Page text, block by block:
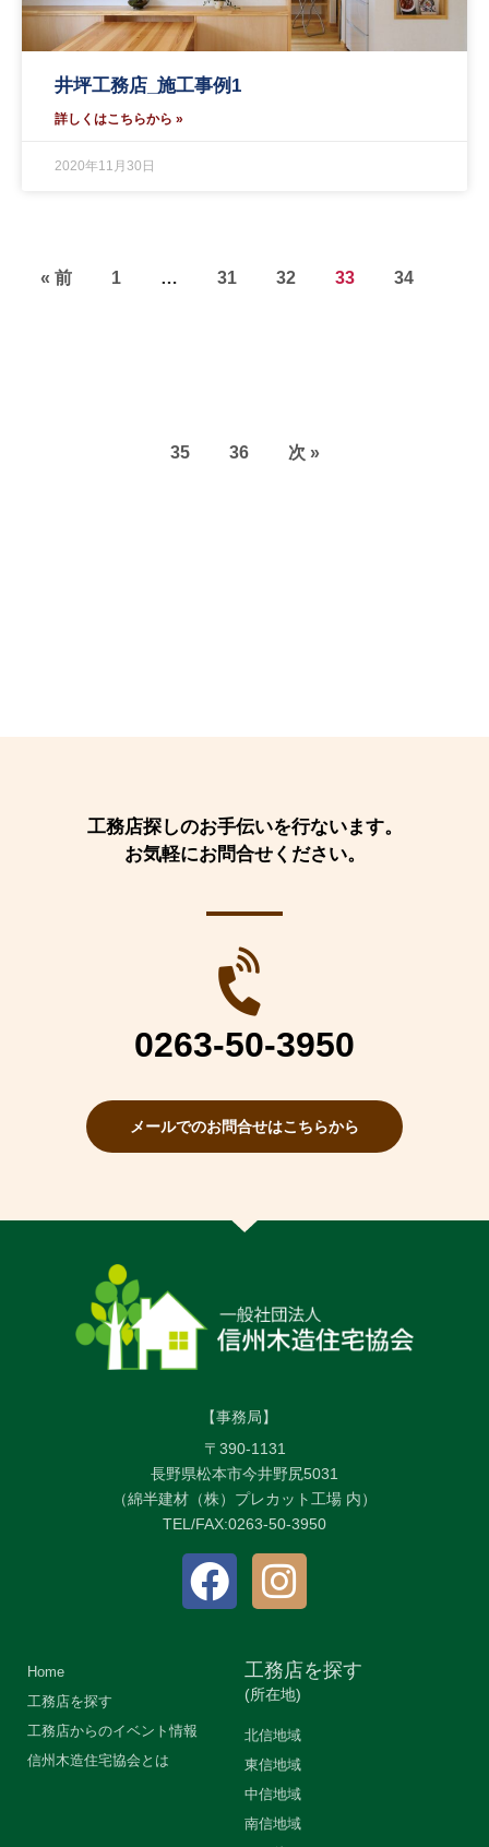
井坪工務店_施工事例1
詳しくはこちらから »
2020年11月30日
« 前 1 … 31 32 33 34
35 36 次 »
工務店探しのお手伝いを行ないます。
お気軽にお問合せください。
0263-50-3950
メールでのお問合せはこちらから
【事務局】
〒390-1131
長野県松本市今井野尻5031
（綿半建材（株）プレカット工場 内）
TEL/FAX:0263-50-3950
Home
工務店を探す
工務店からのイベント情報
信州木造住宅協会とは
工務店を探す
(所在地)
北信地域
東信地域
中信地域
南信地域